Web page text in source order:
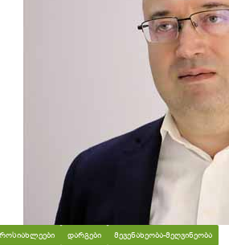
ᲓᲐᲠᲒᲔᲑᲘ ᲛᲔᲕᲔᲜᲐᲮᲔᲝᲑᲐ-ᲛᲔᲦᲕᲘᲜᲔᲝᲑᲐ